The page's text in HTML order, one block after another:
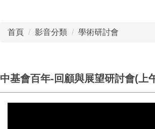
首頁 影音分類 學術研討會
中基會百年-回顧與展望研討會(上